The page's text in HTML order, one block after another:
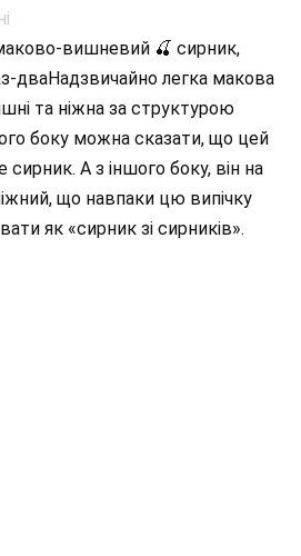
вишневий 🍒 сирник,
дваНадзвичайно легка макова
та ніжна за структурою
боку можна сказати, що цей
сирник. А з іншого боку, він на
що навпаки цю випічку
як «сирник зі сирників».